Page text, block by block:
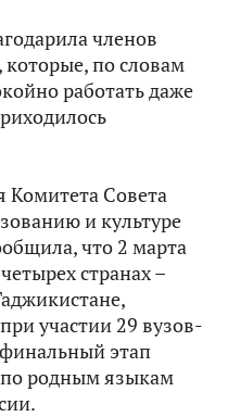
членов
по словам
работать даже
Комитета Совета
и культуре
что 2 марта
странах –
участии 29 вузов-
этап
родным языкам